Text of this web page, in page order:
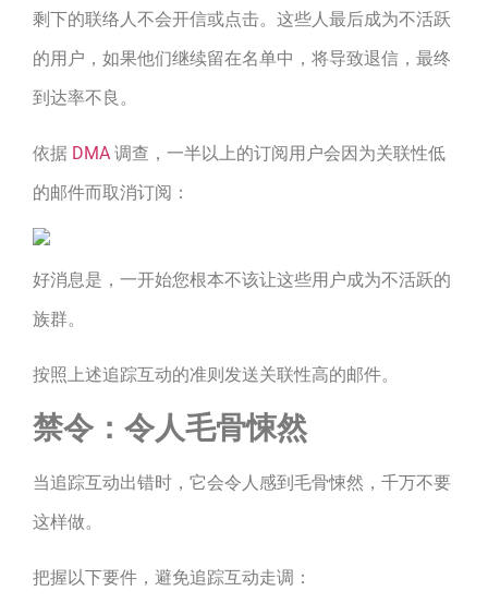
剩下的联络人不会开信或点击。这些人最后成为不活跃
的用户，如果他们继续留在名单中，将导致退信，最终
到达率不良。
依据 DMA 调查，一半以上的订阅用户会因为关联性低
的邮件而取消订阅：
好消息是，一开始您根本不该让这些用户成为不活跃的
族群。
按照上述追踪互动的准则发送关联性高的邮件。
禁令：令人毛骨悚然
当追踪互动出错时，它会令人感到毛骨悚然，千万不要
这样做。
把握以下要件，避免追踪互动走调：